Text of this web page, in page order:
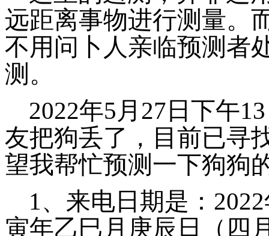
远距离事物进行测量。
不用问卜人亲临预测者
测。
2022年5月27日下午
友把狗丢了，目前已寻
望我帮忙预测一下狗狗
1、来电日期是：
寅年乙巳月庚辰日（四